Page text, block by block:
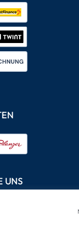
UNS
Ihnen zu helfen.